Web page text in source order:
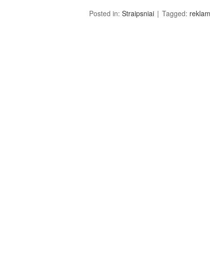
Posted in: Straipsniai Tagged: